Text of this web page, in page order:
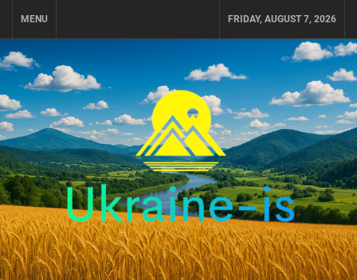
MENU FRIDAY, AUGUST 7, 2026
UKRAINE-IS
ПУТЕШЕСТВИЕ ПО УКРАИНЕ